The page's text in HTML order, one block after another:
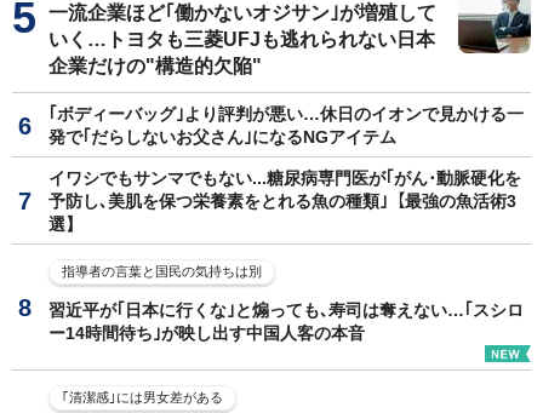
一流企業ほど｢働かないオジサン｣が増殖して
いく…トヨタも三菱UFJも逃れられない日本
企業だけの"構造的欠陥"
｢ボディーバッグ｣より評判が悪い…休日のイオンで見かける一
発で｢だらしないお父さん｣になるNGアイテム
イワシでもサンマでもない...糖尿病専門医が｢がん･動脈硬化を
予防し､美肌を保つ栄養素をとれる魚の種類｣【最強の魚活術3
選】
指導者の言葉と国民の気持ちは別
習近平が｢日本に行くな｣と煽っても､寿司は奪えない…｢スシロ
ー14時間待ち｣が映し出す中国人客の本音
｢清潔感｣には男女差がある